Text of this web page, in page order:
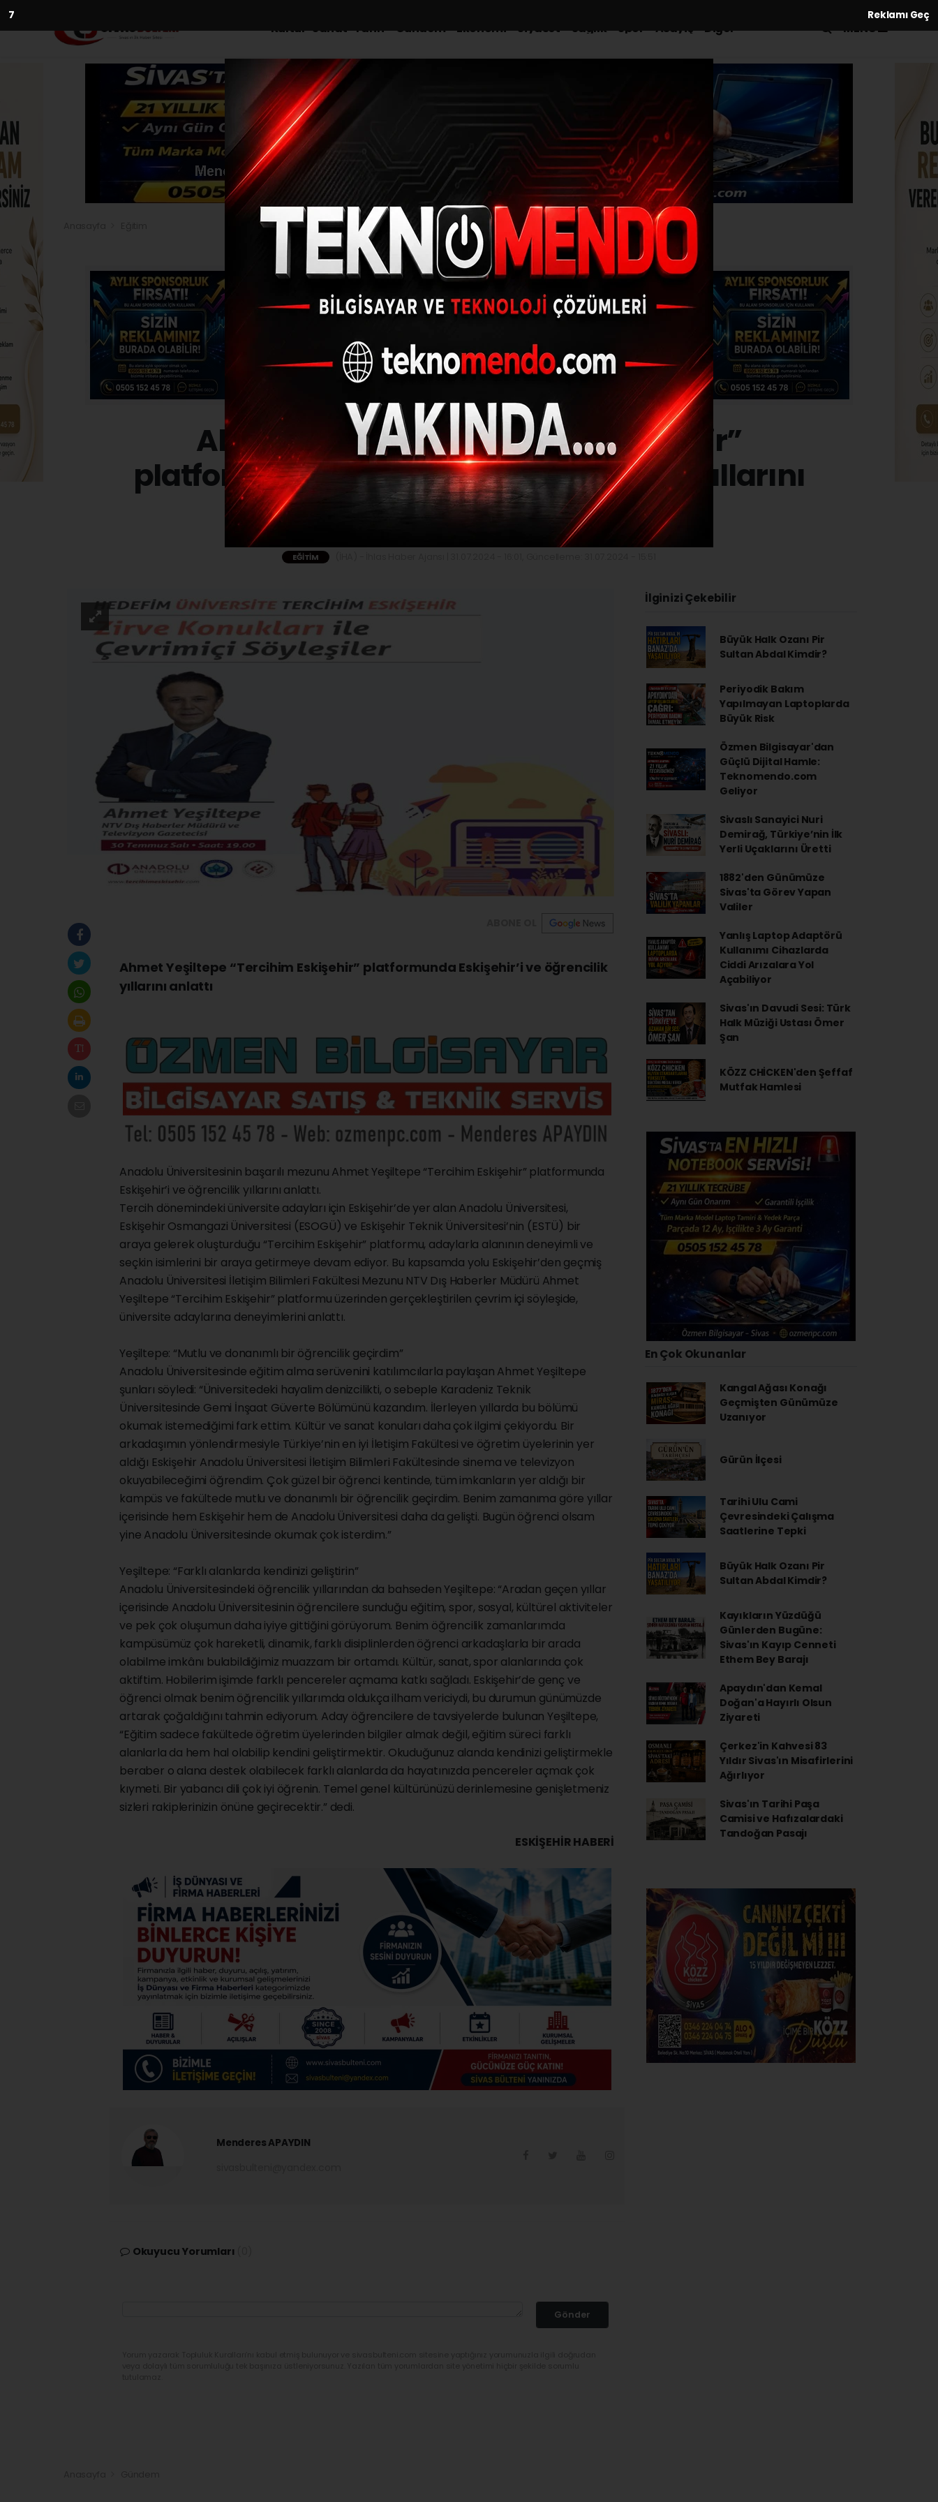
5 Reklamı Geç
Kültür-Sanat-Tarih Gündem Ekonomi Siyaset Sağlık Spor Asayiş Diğer MENÜ
Ahmet Yeşiltepe “Tercihim Eskişehir”
platformunda Eskişehir’i ve öğrencilik yıllarını
anlattı
EĞITIM
Ahmet Yeşiltepe “Tercihim Eskişehir” platformunda Eskişehir’i ve öğrencilik
yıllarını anlattı
Anadolu Üniversitesinin başarılı mezunu Ahmet Yeşiltepe “Tercihim Eskişehir” platformunda
Eskişehir’i ve öğrencilik yıllarını anlattı.
Tercih dönemindeki üniversite adayları için Eskişehir’de yer alan Anadolu Üniversitesi,
Eskişehir Osmangazi Üniversitesi (ESOGÜ) ve Eskişehir Teknik Üniversitesi’nin (ESTÜ) bir
araya gelerek oluşturduğu “Tercihim Eskişehir” platformu, adaylarla alanının deneyimli ve
seçkin isimlerini bir araya getirmeye devam ediyor. Bu kapsamda yolu Eskişehir’den geçmiş
Anadolu Üniversitesi İletişim Bilimleri Fakültesi Mezunu NTV Dış Haberler Müdürü Ahmet
Yeşiltepe “Tercihim Eskişehir” platformu üzerinden gerçekleştirilen çevrim içi söyleşide,
üniversite adaylarına deneyimlerini anlattı.
Yeşiltepe: “Mutlu ve donanımlı bir öğrencilik geçirdim”
Anadolu Üniversitesinde eğitim alma serüvenini katılımcılarla paylaşan Ahmet Yeşiltepe
şunları söyledi: “Üniversitedeki hayalim denizcilikti, o sebeple Karadeniz Teknik
Üniversitesinde Gemi İnşaat Güverte Bölümünü kazandım. İlerleyen yıllarda bu bölümü
okumak istemediğimi fark ettim. Kültür ve sanat konuları daha çok ilgimi çekiyordu. Bir
arkadaşımın yönlendirmesiyle Türkiye’nin en iyi İletişim Fakültesi ve öğretim üyelerinin yer
aldığı Eskişehir Anadolu Üniversitesi İletişim Bilimleri Fakültesinde sinema ve televizyon
okuyabileceğimi öğrendim. Çok güzel bir öğrenci kentinde, tüm imkanların yer aldığı bir
kampüs ve fakültede mutlu ve donanımlı bir öğrencilik geçirdim. Benim zamanıma göre yıllar
içerisinde hem Eskişehir hem de Anadolu Üniversitesi daha da gelişti. Bugün öğrenci olsam
yine Anadolu Üniversitesinde okumak çok isterdim.”
Yeşiltepe: “Farklı alanlarda kendinizi geliştirin”
Anadolu Üniversitesindeki öğrencilik yıllarından da bahseden Yeşiltepe: “Aradan geçen yıllar
içerisinde Anadolu Üniversitesinin öğrencilere sunduğu eğitim, spor, sosyal, kültürel aktiviteler
ve pek çok oluşumun daha iyiye gittiğini görüyorum. Benim öğrencilik zamanlarımda
kampüsümüz çok hareketli, dinamik, farklı disiplinlerden öğrenci arkadaşlarla bir arada
olabilme imkânı bulabildiğimiz muazzam bir ortamdı. Kültür, sanat, spor alanlarında çok
aktiftim. Hobilerim işimde farklı pencereler açmama katkı sağladı. Eskişehir’de genç ve
öğrenci olmak benim öğrencilik yıllarımda oldukça ilham vericiydi, bu durumun günümüzde
artarak çoğaldığını tahmin ediyorum. Aday öğrencilere de tavsiyelerde bulunan Yeşiltepe,
“Eğitim sadece fakültede öğretim üyelerinden bilgiler almak değil, eğitim süreci farklı
alanlarla da hem hal olabilip kendini geliştirmektir. Okuduğunuz alanda kendinizi geliştirmekle
beraber o alana destek olabilecek farklı alanlarda da hayatınızda pencereler açmak çok
kıymeti. Bir yabancı dili çok iyi öğrenin. Temel genel kültürünüzü derinlemesine genişletmeniz
sizleri rakiplerinizin önüne geçirecektir.” dedi.
ESKIŞEHIR HABERİ
Menderes APAYDIN
Okuyucu Yorumları
Gönder
İlginizi Çekebilir
Büyük Halk Ozanı Pir
Sultan Abdal Kimdir?
Periyodik Bakım
Yapılmayan Laptoplarda
Büyük Risk
Özmen Bilgisayar'dan
Güçlü Dijital Hamle:
Teknomendo.com
Geliyor
Sivaslı Sanayici Nuri
Demirağ, Türkiye’nin İlk
Yerli Uçaklarını Üretti
1882'den Günümüze
Sivas'ta Görev Yapan
Valiler
Yanlış Laptop Adaptörü
Kullanımı Cihazlarda
Ciddi Arızalara Yol
Açabiliyor
Sivas'ın Davudi Sesi: Türk
Halk Müziği Ustası Ömer
Şan
KÖZZ CHİCKEN'den Şeffaf
Mutfak Hamlesi
En Çok Okunanlar
Kangal Ağası Konağı
Geçmişten Günümüze
Uzanıyor
Gürün İlçesi
Tarihi Ulu Cami
Çevresindeki Çalışma
Saatlerine Tepki
Büyük Halk Ozanı Pir
Sultan Abdal Kimdir?
Kayıkların Yüzdüğü
Günlerden Bugüne:
Sivas'ın Kayıp Cenneti
Ethem Bey Barajı
Apaydın'dan Kemal
Doğan'a Hayırlı Olsun
Ziyareti
Çerkez'in Kahvesi 83
Yıldır Sivas'ın Misafirlerini
Ağırlıyor
Sivas'ın Tarihi Paşa
Camisi ve Hafızalardaki
Tandoğan Pasajı